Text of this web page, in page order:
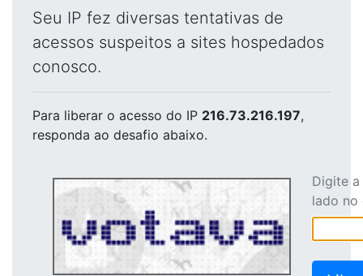
Seu IP fez diversas tentativas de
acessos suspeitos a sites hospedados
conosco.
Para liberar o acesso do IP 216.73.216.197,
responda ao desafio abaixo.
Digite
lado no